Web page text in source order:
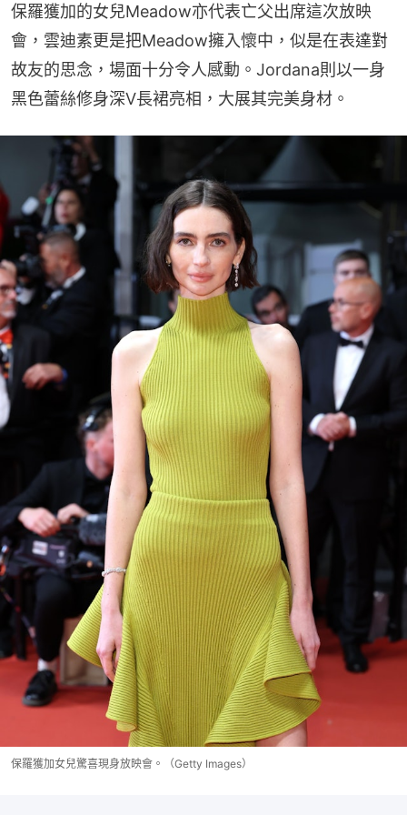
保羅獲加的女兒Meadow亦代表亡父出席這次放映
會，雲迪素更是把Meadow擁入懷中，似是在表達對
故友的思念，場面十分令人感動。Jordana則以一身
黑色蕾絲修身深V長裙亮相，大展其完美身材。
保羅獲加女兒驚喜現身放映會。（Getty Images）